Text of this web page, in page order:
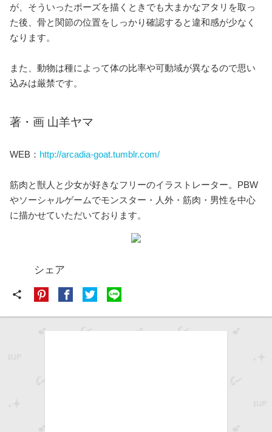
が、そういったポーズを描くときでも大まかなアタリを取っ
た後、骨と関節の位置をしっかり確認すると違和感が少なく
なります。
また、動物は種によって体の比率や可動域が異なるので思い
込みは厳禁です。
著・画 山羊ヤマ
WEB： http://arcadia-goat.tumblr.com/
筋肉と獣人と少女が好きなフリーのイラストレーター。PBW
やソーシャルゲームでモンスター・人外・筋肉・男性を中心
に描かせていただいております。
シェア
share